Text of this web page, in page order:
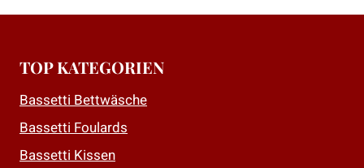
TOP KATEGORIEN
Bassetti Bettwäsche
Bassetti Foulards
Bassetti Kissen